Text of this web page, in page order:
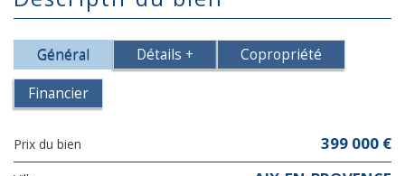
Général Détails + Copropriété
Financier
Prix du bien 399 000 €